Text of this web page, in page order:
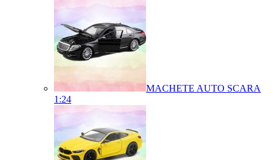
MACHETE AUTO SCARA
1:24